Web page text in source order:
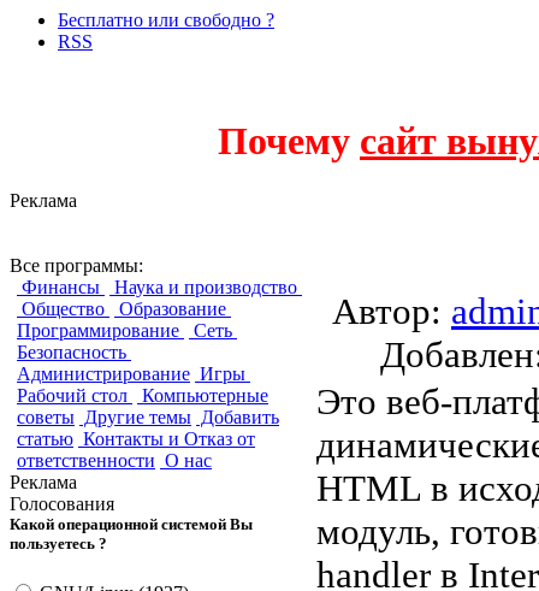
Бесплатно или свободно ?
RSS
Почему сайт
Реклама
Все программы:
Финансы
Наука и производство
Общество
Образование
Программирование
Сеть
Безопасность
Администрирование Игры
Рабочий стол
Компьютерные
советы Другие темы Добавить
статью Контакты и Отказ от
ответственности О нас
Реклама
Голосования
Какой операционной системой Вы
пользуетесь ?
Автор:
Это веб-
HTML в
модуль,
handler в